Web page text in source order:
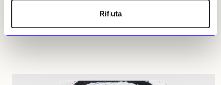
Rifiuta
04 dicembre 2025